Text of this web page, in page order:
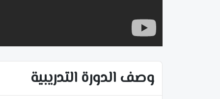
وصف الدورة التدريبية